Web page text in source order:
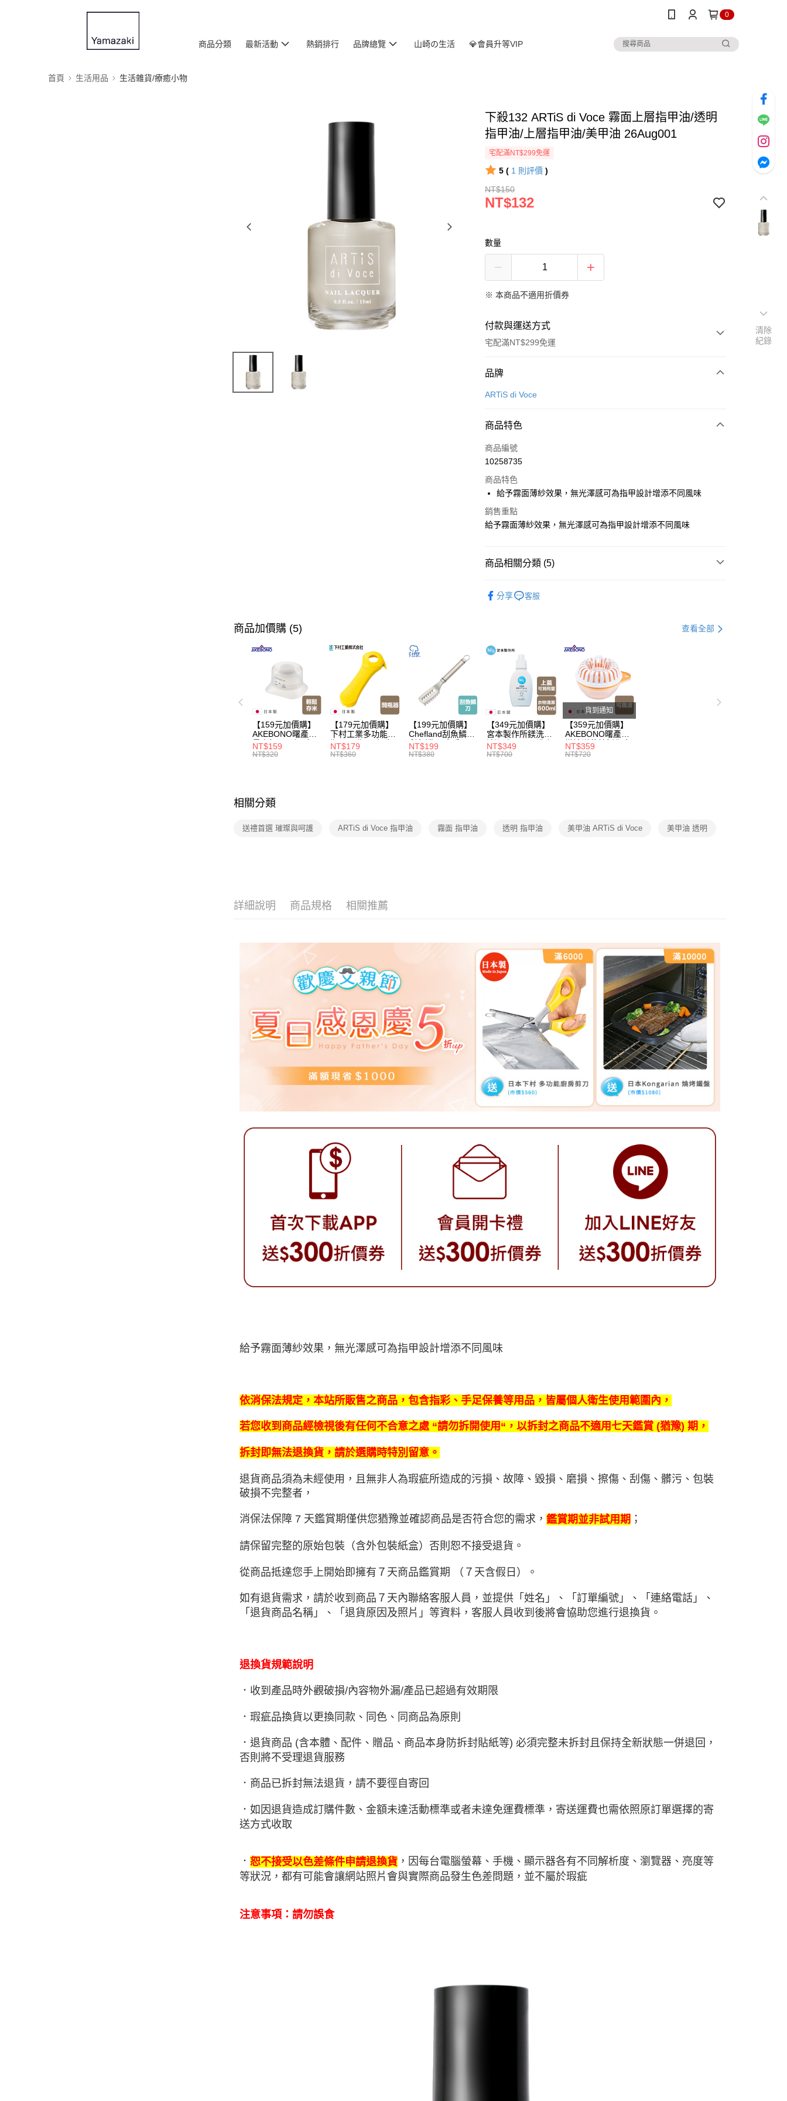
0
商品分類 最新活動 熱銷排行 品牌總覽 山崎の生活 💎會員升等VIP
首頁 生活用品 生活雜貨/療癒小物
下殺132 ARTiS di Voce 霧面上層指甲油/透明
指甲油/上層指甲油/美甲油 26Aug001
宅配滿NT$299免運
5 ( 1 則評價 )
NT$150
NT$132
數量
※ 本商品不適用折價券
付款與運送方式
宅配滿NT$299免運
付款方式
信用卡一次付款
Apple Pay
悠遊付
全盈+PAY
相關說明
2.付款方式選擇「大哥付你分期」，訂單成立後會自動跳轉到大哥付的交易
流程，驗證手機門號後，選擇欲分期的期數、繳款截止日，確認付款後即
3.實際核准額度、可分期數及費用金額請依後續交易確認頁面所載為準。
4.訂單成立30分鐘內，如未前往確認交易或遇審核未通過，訂單將自動取
消。如遇「轉專審核」未通過狀況，表示未達大哥付你分期系統評分，恕
無法說明評估內容。
【繳款方式說明】
1.分期款項不併入電信帳單，「大哥付你分期」於每月結算日後寄送繳費提
醒簡訊。
2.透過簡訊連結打開帳單後，可選擇「超商條碼／台灣大直營門市／銀行轉
帳／街口支付／iPASS MONEY」等通路繳費。
【注意事項】
1.本服務係由「台灣大哥大股份有限公司」（以下簡稱本公司）所提供，讓
用戶於交易時，得透過本服務購買商品或服務，並由商店將買賣／分期付
每筆NT$100，滿NT$499(含以上)免運費
付款後全家取貨
每筆NT$100，滿NT$499(含以上)免運費
7-11取貨付款
每筆NT$100，滿NT$499(含以上)免運費
付款後7-11取貨
品牌
ARTiS di Voce
商品特色
商品編號
10258735
商品特色
給予霧面薄紗效果，無光澤感可為指甲設計增添不同風味
銷售重點
給予霧面薄紗效果，無光澤感可為指甲設計增添不同風味
商品相關分類 (5)
【🎉歡慶父親節 瘋殺5折up】
家搶購！
【🎉歡慶父親節 瘋殺5折up】 ▶歡慶父親節 ，全館瘋殺5折up
分享 客服
商品加價購 (5) 查看全部
【159元加價購】
AKEBONO曙產業
量米杯漏斗組(白)/
量米杯/米桶/量米
NT$159
NT$320
【179元加價購】
下村工業多功能開
瓶器/開瓶器/餐廚
用品/料理道具/任
NT$179
NT$360
【199元加價購】
Chefland刮魚鱗刀/
刮魚鱗器/廚房用
品/料理道具/任二
NT$199
NT$380
【349元加價購】
宮本製作所鎂洗衣
清潔液600ml/洗衣
精/洗衣鎂/洗衣用
NT$349
NT$700
貨到通知
【359元加價購】
AKEBONO曙產業
微波洋芋片製作盒/
料理盒/健康零食/
NT$359
NT$720
相關分類
送禮首選 璀璨與呵護 ARTiS di Voce 指甲油 霧面 指甲油 透明 指甲油 美甲油 ARTiS di Voce 美甲油 透明
詳細說明 商品規格 相關推薦
給予霧面薄紗效果，無光澤感可為指甲設計增添不同風味
依消保法規定，本站所販售之商品，包含指彩、手足保養等用品，皆屬個人衛生使用範圍內，
若您收到商品經檢視後有任何不合意之處 “請勿拆開使用“，以拆封之商品不適用七天鑑賞 (猶豫) 期，
拆封即無法退換貨，請於選購時特別留意。
退貨商品須為未經使用，且無非人為瑕疵所造成的污損、故障、毀損、磨損、擦傷、刮傷、髒污、包裝
破損不完整者，
消保法保障 7 天鑑賞期僅供您猶豫並確認商品是否符合您的需求，鑑賞期並非試用期 ；
請保留完整的原始包裝（含外包裝紙盒）否則恕不接受退貨。
從商品抵達您手上開始即擁有７天商品鑑賞期 （７天含假日）。
如有退貨需求，請於收到商品７天內聯絡客服人員，並提供「姓名」、「訂單編號」、「連絡電話」、
「退貨商品名稱」、「退貨原因及照片」等資料，客服人員收到後將會協助您進行退換貨。
退換貨規範說明
．收到產品時外觀破損/內容物外漏/產品已超過有效期限
．瑕疵品換貨以更換同款、同色、同商品為原則
．退貨商品 (含本體、配件、贈品、商品本身防拆封貼紙等) 必須完整未拆封且保持全新狀態一併退回，
否則將不受理退貨服務
．商品已拆封無法退貨，請不要徑自寄回
．如因退貨造成訂購件數、金額未達活動標準或者未達免運費標準，寄送運費也需依照原訂單選擇的寄
送方式收取
．恕不接受以色差條件申請退換貨 ，因每台電腦螢幕、手機、顯示器各有不同解析度、瀏覽器、亮度等
等狀況，都有可能會讓網站照片會與實際商品發生色差問題，並不屬於瑕疵
注意事項：請勿誤食
清除
紀錄